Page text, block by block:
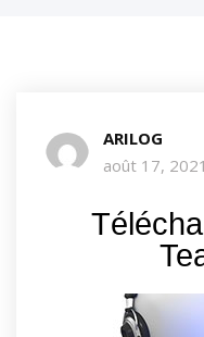
ARILOG
août 17, 2021